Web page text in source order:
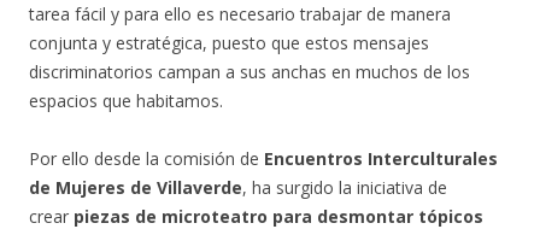
tarea fácil y para ello es necesario trabajar de manera
conjunta y estratégica, puesto que estos mensajes
discriminatorios campan a sus anchas en muchos de los
espacios que habitamos.
Por ello desde la comisión de Encuentros Interculturales
de Mujeres de Villaverde, ha surgido la iniciativa de
crear piezas de microteatro para desmontar tópicos